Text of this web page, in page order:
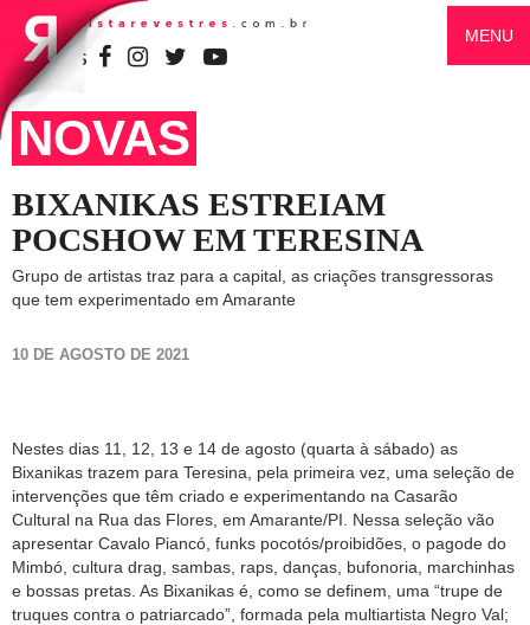
SIGA-NOS
MENU
NOVAS
BIXANIKAS ESTREIAM
POCSHOW EM TERESINA
Grupo de artistas traz para a capital, as criações transgressoras
que tem experimentado em Amarante
10 DE AGOSTO DE 2021
Nestes dias 11, 12, 13 e 14 de agosto (quarta à sábado) as
Bixanikas trazem para Teresina, pela primeira vez, uma seleção de
intervenções que têm criado e experimentando na Casarão
Cultural na Rua das Flores, em Amarante/PI. Nessa seleção vão
apresentar Cavalo Piancó, funks pocotós/proibidões, o pagode do
Mimbó, cultura drag, sambas, raps, danças, bufonoria, marchinhas
e bossas pretas. As Bixanikas é, como se definem, uma “trupe de
truques contra o patriarcado”, formada pela multiartista Negro Val;